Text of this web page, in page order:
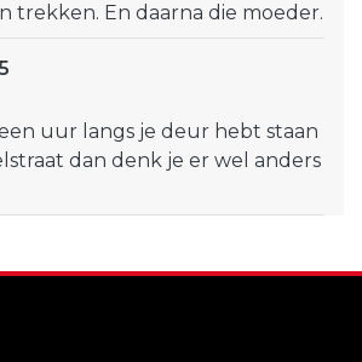
trekken. En daarna die moeder.
uur langs je deur hebt staan
dan denk je er wel anders